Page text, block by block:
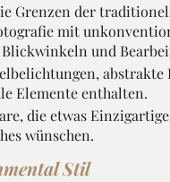
Grenzen der
mit
und
abstrakte
Elemente enthalten.
die etwas
wünschen.
Stil